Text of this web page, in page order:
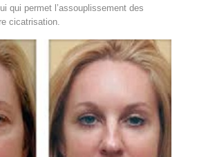
qui permet l’assouplissement des
cicatrisation.